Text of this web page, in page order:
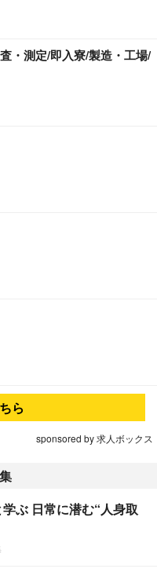
・測定/即入寮/製造・工場/
ら
sponsored by 求人ボックス
ぶ 日常に潜む“人身取